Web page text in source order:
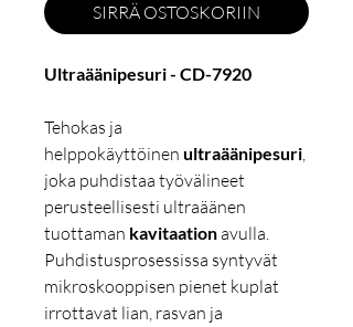
SIRRÄ OSTOSKORIIN
Ultraäänipesuri - CD-7920
Tehokas ja
helppokäyttöinen ultraäänipesuri,
joka puhdistaa työvälineet
perusteellisesti ultraäänen
tuottaman kavitaationavulla.
Puhdistusprosessissa syntyvät
mikroskooppisen pienet kuplat
irrottavat lian, rasvan ja